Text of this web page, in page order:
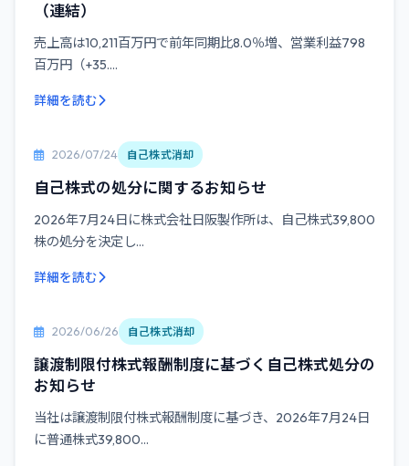
（連結）
売上高は10,211百万円で前年同期比8.0％増、営業利益798
百万円（+35....
詳細を読む
2026/07/24 自己株式消却
自己株式の処分に関するお知らせ
2026年7月24日に株式会社日阪製作所は、自己株式39,800
株の処分を決定し...
詳細を読む
2026/06/26 自己株式消却
譲渡制限付株式報酬制度に基づく自己株式処分の
お知らせ
当社は譲渡制限付株式報酬制度に基づき、2026年7月24日
に普通株式39,800...